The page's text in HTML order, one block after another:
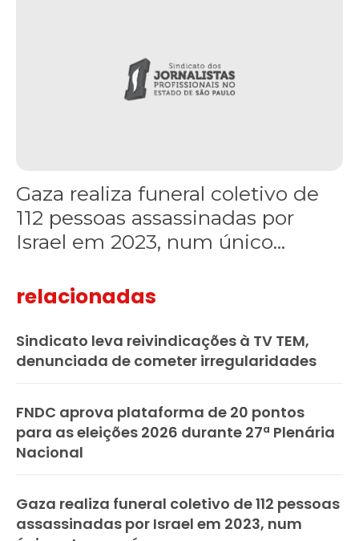
Gaza realiza funeral coletivo de
112 pessoas assassinadas por
Israel em 2023, num único...
relacionadas
Sindicato leva reivindicações à TV TEM,
denunciada de cometer irregularidades
FNDC aprova plataforma de 20 pontos
para as eleições 2026 durante 27ª Plenária
Nacional
Gaza realiza funeral coletivo de 112 pessoas
assassinadas por Israel em 2023, num